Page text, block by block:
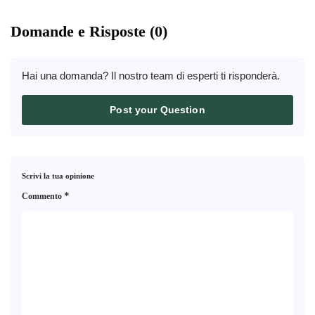
Domande e Risposte (0)
Hai una domanda? Il nostro team di esperti ti risponderà.
Post your Question
Scrivi la tua opinione
Commento *